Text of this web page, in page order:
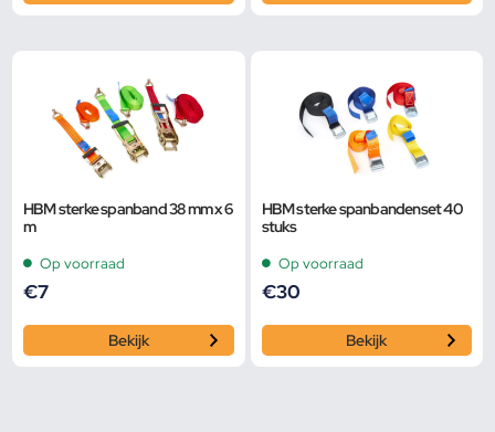
HBM sterke spanband 38 mm x 6
m
Op voorraad
€7
Bekijk
HBM sterke spanbandenset 40
stuks
Op voorraad
€30
Bekijk